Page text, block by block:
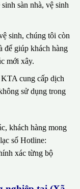
sàn nhà, vệ sinh
sinh, chúng tôi còn
để giúp khách hàng
mới xây.
cung cấp dịch
sử dụng trong
khách hàng mong
số Hotline:
xác từng bộ